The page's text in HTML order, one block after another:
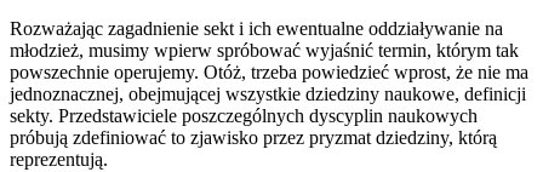
Rozważając zagadnienie sekt i ich ewentualne oddziaływanie na
młodzież, musimy wpierw spróbować wyjaśnić termin, którym tak
powszechnie operujemy. Otóż, trzeba powiedzieć wprost, że nie ma
jednoznacznej, obejmującej wszystkie dziedziny naukowe, definicji
sekty. Przedstawiciele poszczególnych dyscyplin naukowych
próbują zdefiniować to zjawisko przez pryzmat dziedziny, którą
reprezentują.